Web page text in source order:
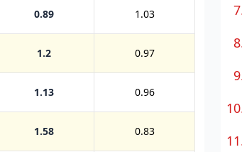
0.89 1.03
1.2 0.97
1.13 0.96
1.58 0.83